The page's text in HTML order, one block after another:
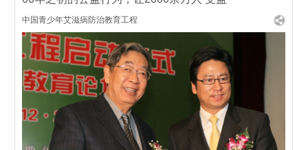
中国青少年艾滋病防治教育工程